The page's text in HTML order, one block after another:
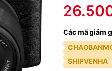
Các mã giảm
SHIPVENHA
Sản phẩm bao gồm
Fujifilm X-M5
Li-ion battery NP-W126S
Shoulder strap